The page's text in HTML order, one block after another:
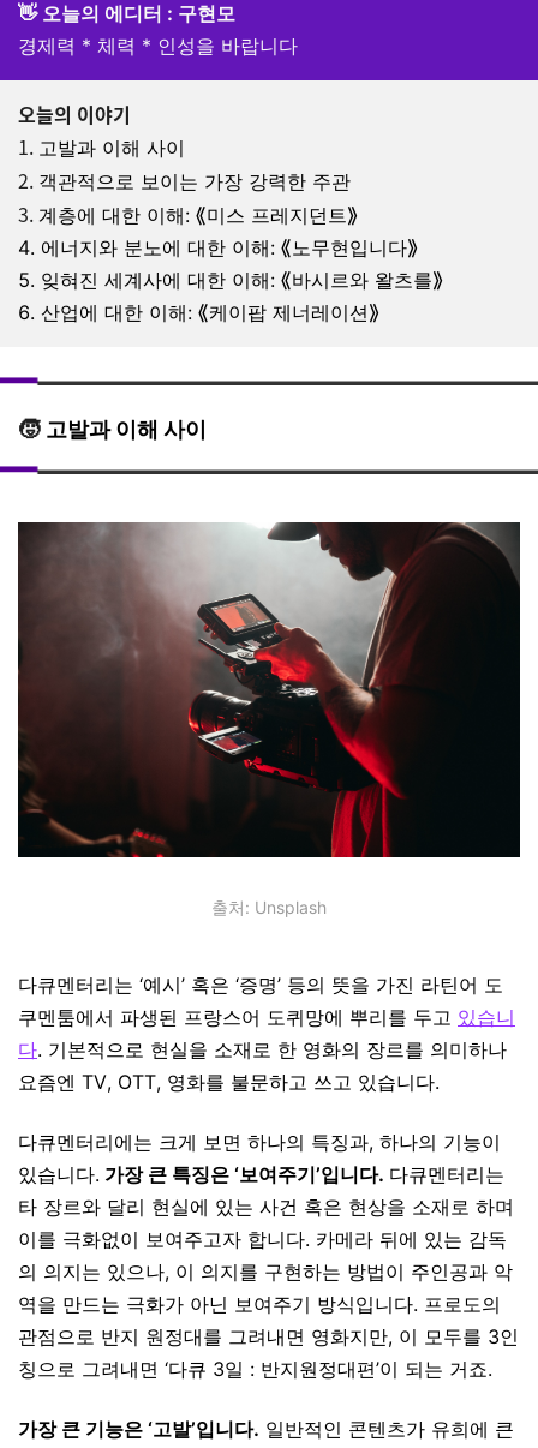
👋 오늘의 에디터 : 구현모
경제력 * 체력 * 인성을 바랍니다
오늘의 이야기
1. 고발과 이해 사이
2. 객관적으로 보이는 가장 강력한 주관
3. 계층에 대한 이해: ⟪미스 프레지던트⟫
4. 에너지와 분노에 대한 이해: ⟪노무현입니다⟫
5. 잊혀진 세계사에 대한 이해: ⟪바시르와 왈츠를⟫
6. 산업에 대한 이해: ⟪케이팝 제너레이션⟫
🧒 고발과 이해 사이
출처: Unsplash
다큐멘터리는 ‘예시’ 혹은 ‘증명’ 등의 뜻을 가진 라틴어 도
쿠멘툼에서 파생된 프랑스어 도퀴망에 뿌리를 두고 있습니
다. 기본적으로 현실을 소재로 한 영화의 장르를 의미하나
요즘엔 TV, OTT, 영화를 불문하고 쓰고 있습니다.
다큐멘터리에는 크게 보면 하나의 특징과, 하나의 기능이
있습니다. 가장 큰 특징은 ‘보여주기’입니다. 다큐멘터리는
타 장르와 달리 현실에 있는 사건 혹은 현상을 소재로 하며
이를 극화없이 보여주고자 합니다. 카메라 뒤에 있는 감독
의 의지는 있으나, 이 의지를 구현하는 방법이 주인공과 악
역을 만드는 극화가 아닌 보여주기 방식입니다. 프로도의
관점으로 반지 원정대를 그려내면 영화지만, 이 모두를 3인
칭으로 그려내면 ‘다큐 3일 : 반지원정대편’이 되는 거죠.
가장 큰 기능은 ‘고발’입니다. 일반적인 콘텐츠가 유희에 큰